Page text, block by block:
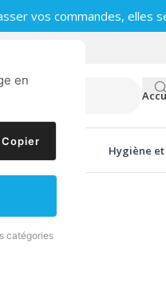
en
Copier
catégories
vos commandes,
d'entretien Hygiène